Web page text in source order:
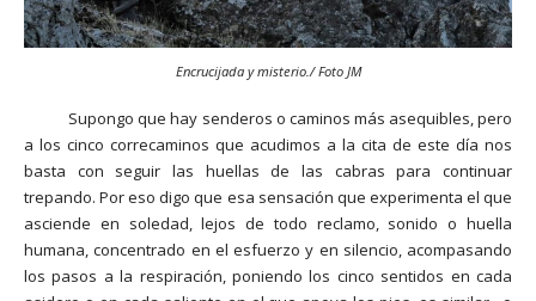
Encrucijada y misterio./ Foto JM
Supongo que hay senderos o caminos más asequibles, pero
a los cinco correcaminos que acudimos a la cita de este día nos
basta con seguir las huellas de las cabras para continuar
trepando. Por eso digo que esa sensación que experimenta el que
asciende en soledad, lejos de todo reclamo, sonido o huella
humana, concentrado en el esfuerzo y en silencio, acompasando
los pasos a la respiración, poniendo los cinco sentidos en cada